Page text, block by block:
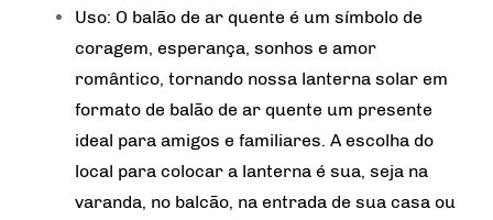
Uso: O balão de ar quente é um símbolo de
coragem, esperança, sonhos e amor
romântico, tornando nossa lanterna solar em
formato de balão de ar quente um presente
ideal para amigos e familiares. A escolha do
local para colocar a lanterna é sua, seja na
varanda, no balcão, na entrada de sua casa ou